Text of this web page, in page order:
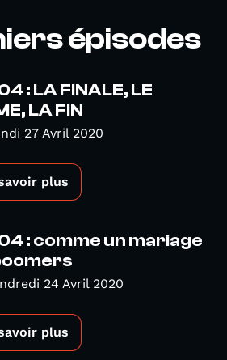
épisodes
: LA FINALE, LE
LA FIN
27 Avril 2020
plus
: comme un mariage
24 Avril 2020
plus